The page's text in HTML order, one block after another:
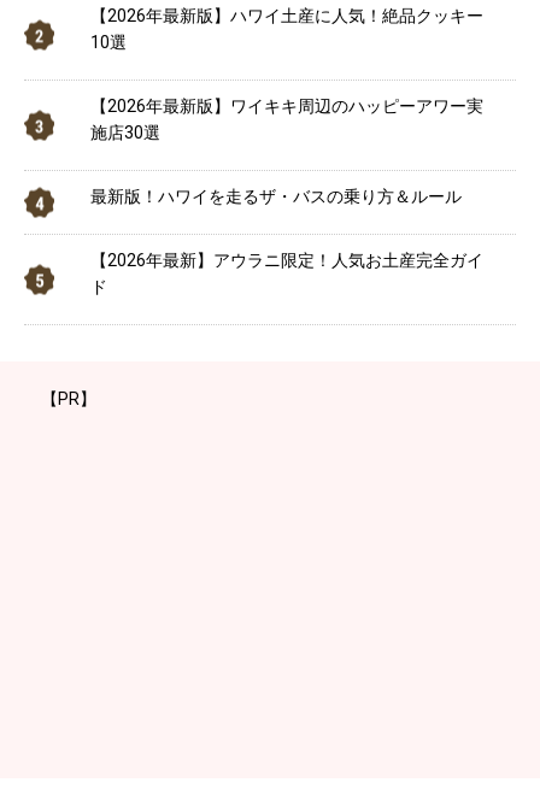
【2026年最新版】ハワイ土産に人気！絶品クッキー
10選
【2026年最新版】ワイキキ周辺のハッピーアワー実
施店30選
最新版！ハワイを走るザ・バスの乗り方＆ルール
【2026年最新】アウラニ限定！人気お土産完全ガイ
ド
【PR】